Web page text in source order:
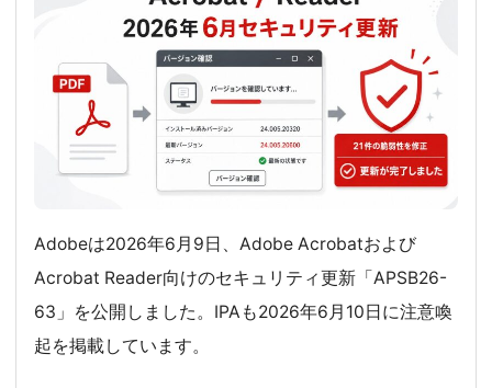
Adobeは2026年6月9日、Adobe Acrobatおよび
Acrobat Reader向けのセキュリティ更新「APSB26-
63」を公開しました。IPAも2026年6月10日に注意喚
起を掲載しています。